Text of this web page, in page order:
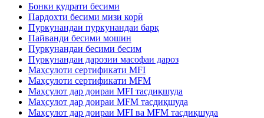
Бонки қудрати бесими
Пардохти бесими мизи корӣ
Пуркунандаи пуркунандаи барқ
Пайванди бесими мошин
Пуркунандаи бесими бесим
Пуркунандаи дарозии масофаи дароз
Маҳсулоти сертификати MFI
Маҳсулоти сертификати MFM
Маҳсулот дар доираи MFI тасдиқшуда
Маҳсулот дар доираи MFM тасдиқшуда
Маҳсулот дар доираи MFI ва MFM тасдиқшуда